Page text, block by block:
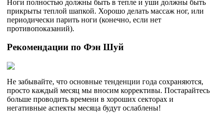
Ноги полностью должны быть в тепле и уши должны быть
прикрыты теплой шапкой. Хорошо делать массаж ног, или
периодически парить ноги (конечно, если нет
противопоказаний).
Рекомендации по Фэн Шуй
Не забывайте, что основные тенденции года сохраняются,
просто каждый месяц мы вносим коррективы. Постарайтесь
больше проводить времени в хороших секторах и
негативные аспекты месяца будут ослаблены!